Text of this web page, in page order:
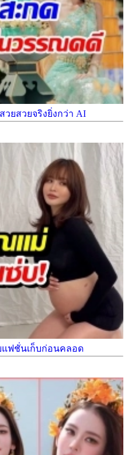
วยสวยจริงยิ่งกว่า AI
ฟชั่นเก็บก่อนคลอด